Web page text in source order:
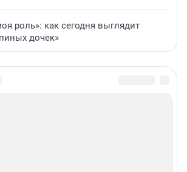
роль»: как сегодня выглядит
дочек»